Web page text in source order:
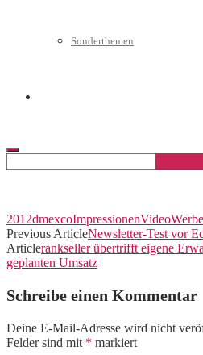
Sonderthemen
2012dmexcoImpressionenVideo
Previous ArticleNewsletter-Test vor
Articlerankseller übertrifft eigene
geplanten Umsatz
Schreibe einen Kommentar
Deine E-Mail-Adresse wird nicht
Felder sind mit * markiert